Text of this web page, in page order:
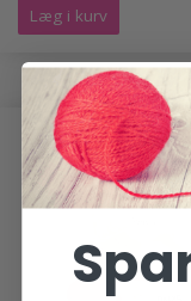
Læg i kurv
ANDRE HAR OGSÅ